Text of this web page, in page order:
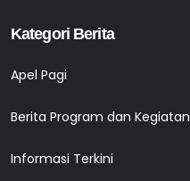
Kategori Berita
Apel Pagi
Berita Program dan Kegiatan
Informasi Terkini